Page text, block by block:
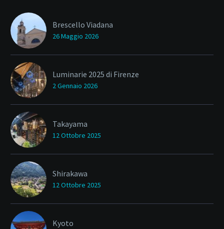
Brescello Viadana
26 Maggio 2026
Luminarie 2025 di Firenze
2 Gennaio 2026
Takayama
12 Ottobre 2025
Shirakawa
12 Ottobre 2025
Kyoto